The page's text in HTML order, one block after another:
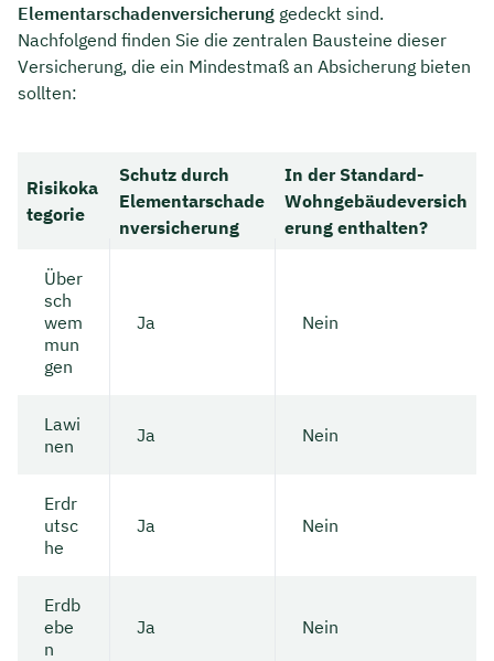
Elementarschadenversicherung gedeckt sind.
Nachfolgend finden Sie die zentralen Bausteine dieser
Versicherung, die ein Mindestmaß an Absicherung bieten
sollten:
Risikoka
tegorie
Schutz durch
Elementarschade
nversicherung
In der Standard-
Wohngebäudeversich
erung enthalten?
Über
sch
wem
mun
gen
Ja Nein
Lawi
nen
Ja Nein
Erdr
utsc
he
Ja Nein
Erdb
ebe
n
Ja Nein